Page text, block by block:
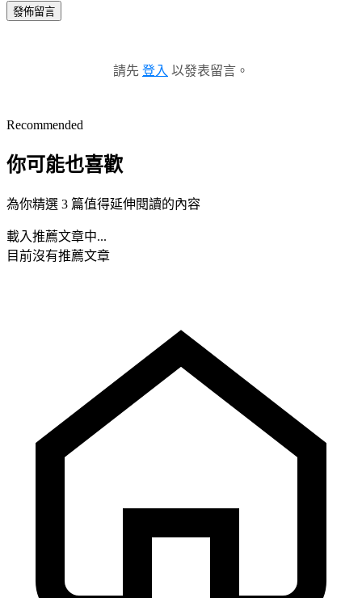
發佈留言
請先 登入 以發表留言。
Recommended
你可能也喜歡
為你精選 3 篇值得延伸閱讀的內容
載入推薦文章中...
目前沒有推薦文章